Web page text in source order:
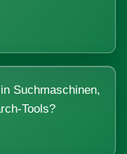
Suchmaschinen,
Tools?